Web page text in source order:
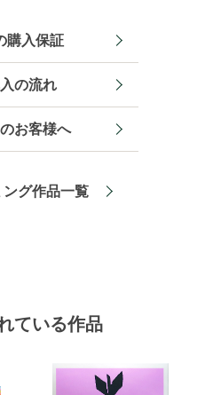
購入保証
の流れ
お客様へ
グ作品一覧
ている作品